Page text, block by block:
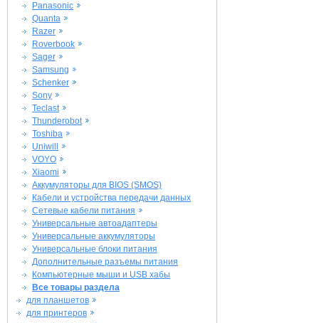
Panasonic
Quanta
Razer
Roverbook
Sager
Samsung
Schenker
Sony
Teclast
Thunderobot
Toshiba
Uniwill
VOYO
Xiaomi
Аккумуляторы для BIOS (SMOS)
Кабели и устройства передачи данных
Сетевые кабели питания
Универсальные автоадаптеры
Универсальные аккумуляторы
Универсальные блоки питания
Дополнительные разъемы питания
Компьютерные мыши и USB хабы
Все товары раздела
для планшетов
для принтеров